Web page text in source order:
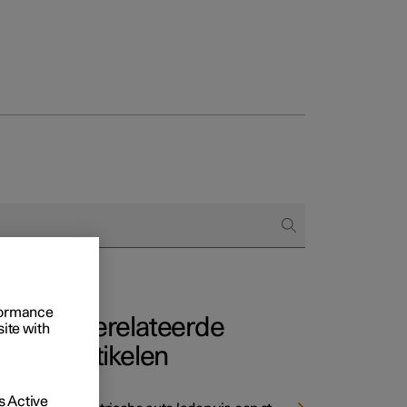
alle aard
Gerelateerde
artikelen
with
Active